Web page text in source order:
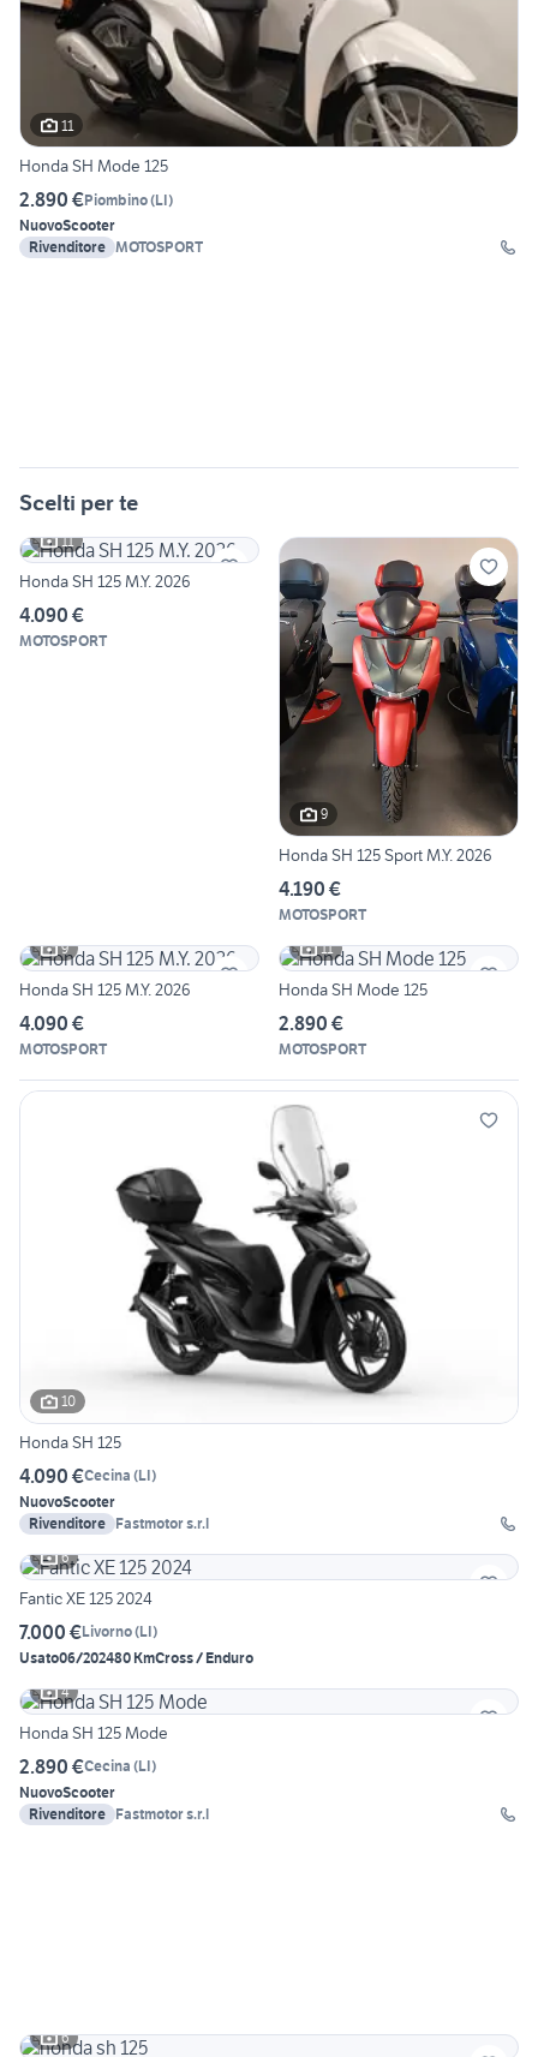
11
Honda SH Mode 125
2.890 €Piombino(LI)
NuovoScooter
Rivenditore MOTOSPORT
Scelti per te
11
Honda SH 125 M.Y. 2026
4.090 €
MOTOSPORT
9
Honda SH 125 Sport M.Y. 2026
4.190 €
MOTOSPORT
9
Honda SH 125 M.Y. 2026
4.090 €
MOTOSPORT
11
Honda SH Mode 125
2.890 €
MOTOSPORT
10
Honda SH 125
4.090 €Cecina (LI)
NuovoScooter
Rivenditore Fastmotor s.r.l
6
Fantic XE 125 2024
7.000 €Livorno(LI)
Usato06/202480 KmCross / Enduro
4
Honda SH 125 Mode
2.890 €Cecina (LI)
NuovoScooter
Rivenditore Fastmotor s.r.l
6